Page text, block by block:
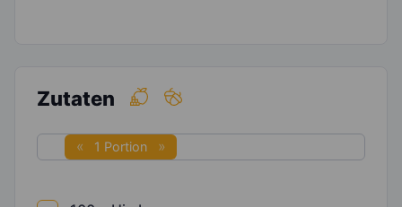
Zutaten
1 Portion